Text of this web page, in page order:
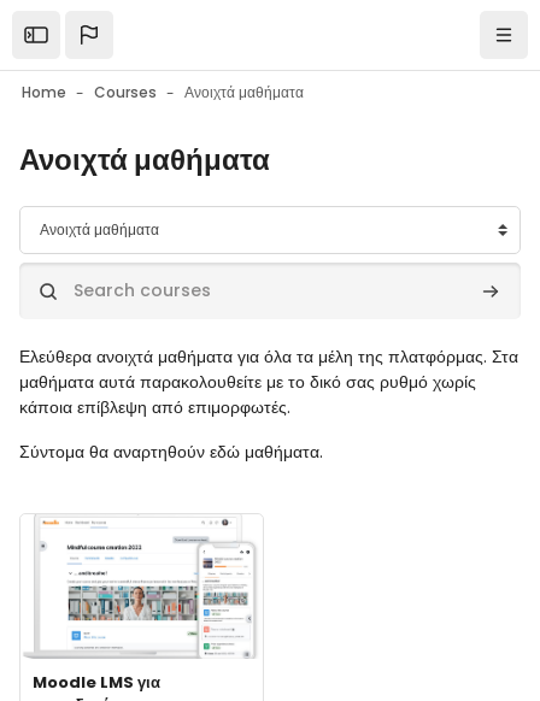
Open the sidebar
Home Courses Ανοιχτά μαθήματα
Ανοιχτά μαθήματα
Course categories
Search courses
Ελεύθερα ανοιχτά μαθήματα για όλα τα μέλη της πλατφόρμας. Στα
μαθήματα αυτά παρακολουθείτε με το δικό σας ρυθμό χωρίς
κάποια επίβλεψη από επιμορφωτές.
Σύντομα θα αναρτηθούν εδώ μαθήματα.
Course image" Moodle LMS για εκπαιδευόμενους
Course image
Course name
Moodle LMS για